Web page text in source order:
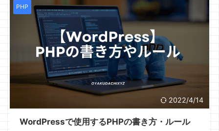
2022/4/14
PHP
WordPressで使用するPHPの書き方・ルール